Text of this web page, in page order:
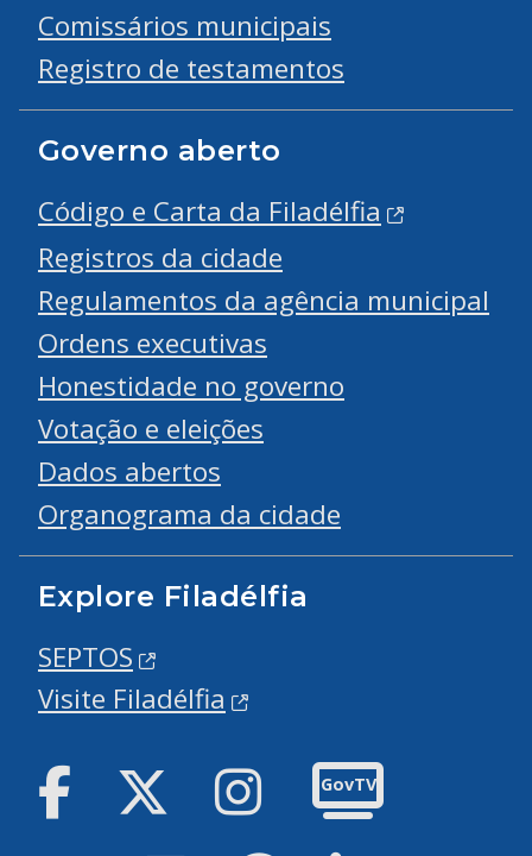
Comissários municipais
Registro de testamentos
Governo aberto
Código e Carta da Filadélfia
Registros da cidade
Regulamentos da agência municipal
Ordens executivas
Honestidade no governo
Votação e eleições
Dados abertos
Organograma da cidade
Explore Filadélfia
SEPTOS
Visite Filadélfia
Facebook Twitter Instagram
GovTV